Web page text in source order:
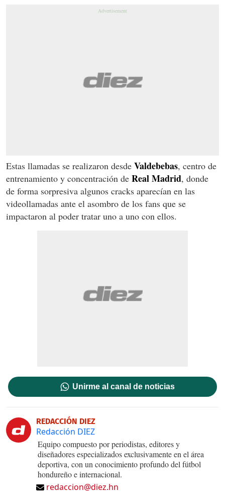
Estas llamadas se realizaron desde Valdebebas, centro de
entrenamiento y concentración de Real Madrid, donde
de forma sorpresiva algunos cracks aparecían en las
videollamadas ante el asombro de los fans que se
impactaron al poder tratar uno a uno con ellos.
Unirme al canal de noticias
REDACCIÓN DIEZ
Redacción DIEZ
Equipo compuesto por periodistas, editores y
diseñadores especializados exclusivamente en el área
deportiva, con un conocimiento profundo del fútbol
hondureño e internacional.
redaccion@diez.hn